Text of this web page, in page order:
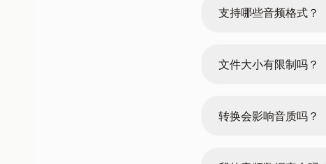
支持哪些音频格式？
文件大小有限制吗？
转换会影响音质吗？